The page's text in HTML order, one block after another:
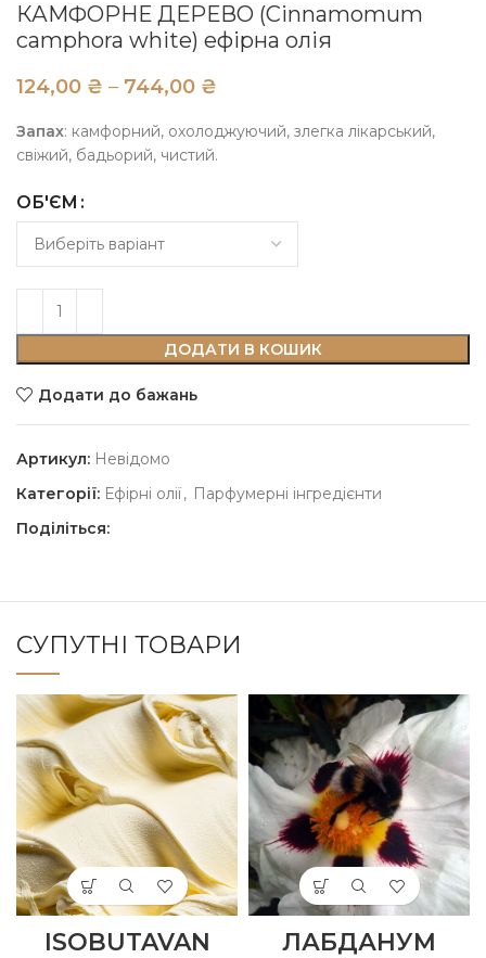
КАМФОРНЕ ДЕРЕВО (Cinnamomum
camphora white) ефірна олія
₴ ₴
Запах: камфорний, охолоджуючий, злегка лікарський,
свіжий, бадьорий, чистий.
ОБ'ЄМ
ДОДАТИ В КОШИК
Додати до бажань
Артикул: Невідомо
Категорії: Ефірні олії, Парфумерні інгредієнти
Поділіться:
СУПУТНІ ТОВАРИ
ISOBUTAVAN
ЛАБДАНУМ